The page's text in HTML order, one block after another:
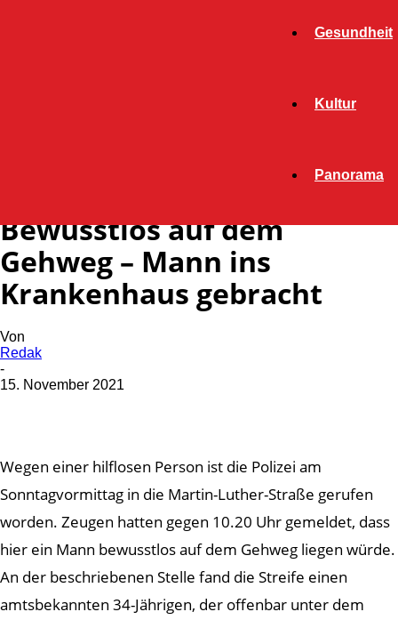
Gesundheit
Kultur
Panorama
Bewusstlos auf dem Gehweg – Mann ins
Bewusstlos auf dem
Gehweg – Mann ins
Krankenhaus gebracht
Von
Redak
-
15. November 2021
Wegen einer hilflosen Person ist die Polizei am
Sonntagvormittag in die Martin-Luther-Straße gerufen
worden. Zeugen hatten gegen 10.20 Uhr gemeldet, dass
hier ein Mann bewusstlos auf dem Gehweg liegen würde.
An der beschriebenen Stelle fand die Streife einen
amtsbekannten 34-Jährigen, der offenbar unter dem